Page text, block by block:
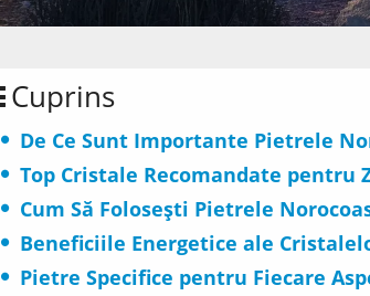
Cuprins
De Ce Sunt Importante Pietrele
Top Cristale Recomandate pentru
Cum Să Folosești Pietrele
Beneficiile Energetice ale
Pietre Specifice pentru Fiecare